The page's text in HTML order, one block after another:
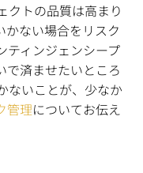
クトの品質は高まり
かない場合をリスク
ティンジェンシープ
で済ませたいところ
ないことが、少なか
管理についてお伝え